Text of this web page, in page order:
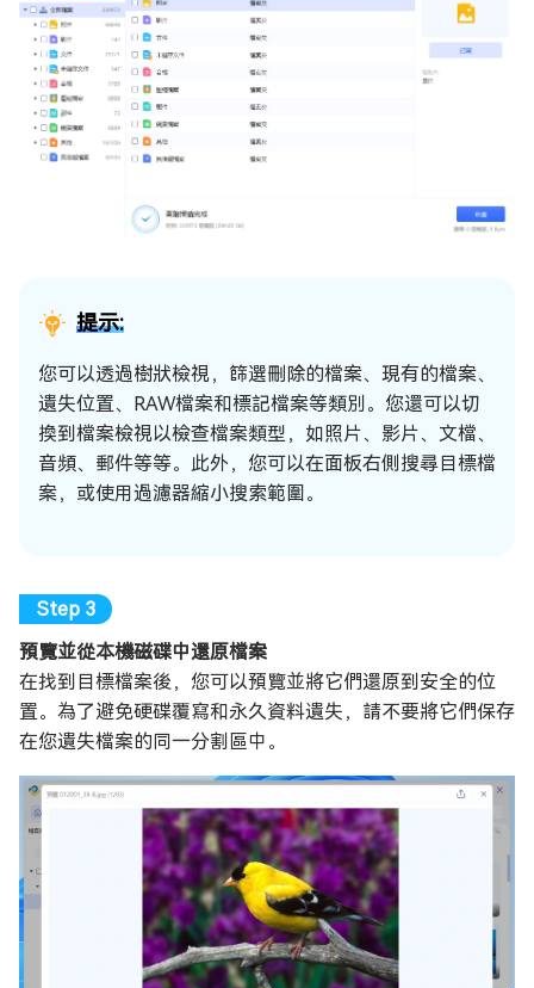
提示:
您可以透過樹狀檢視，篩選刪除的檔案、現有的檔案、
遺失位置、RAW檔案和標記檔案等類別。您還可以切
換到檔案檢視以檢查檔案類型，如照片、影片、文檔、
音頻、郵件等等。此外，您可以在面板右側搜尋目標檔
案，或使用過濾器縮小搜索範圍。
預覽並從本機磁碟中還原檔案
在找到目標檔案後，您可以預覽並將它們還原到安全的位
置。為了避免硬碟覆寫和永久資料遺失，請不要將它們保存
在您遺失檔案的同一分割區中。